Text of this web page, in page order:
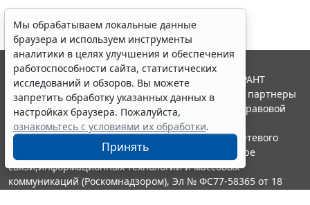
Мы обрабатываем локальные данные
браузера и используем инструменты
аналитики в целях улучшения и обеспечения
работоспособности сайта, статистических
исследований и обзоров. Вы можете
запретить обработку указанных данных в
настройках браузера. Пожалуйста,
ознакомьтесь с условиями их обработки.
Принять
© ООО "НПП "ГАРАНТ-СЕРВИС", 2026. Система ГАРАНТ
выпускается с 1990 года. Компания "Гарант" и ее партнеры
являются участниками Российской ассоциации правовой
информации ГАРАНТ.
Портал ГАРАНТ.РУ зарегистрирован в качестве сетевого
издания Федеральной службой по надзору в сфере
связи,информационных технологий и массовых
коммуникаций (Роскомнадзором), Эл № ФС77-58365 от 18